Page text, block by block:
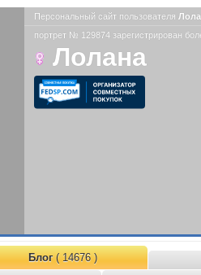
Персональный сайт пользователя
портрет № 129874 зарегистрирован
Лолана
Блог( 14676 )